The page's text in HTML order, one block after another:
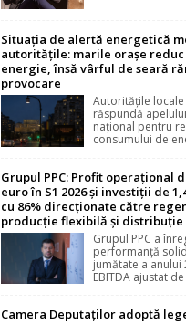
Situația de alertă energetică
autoritățile: marile orașe reduc
energie, însă vârful de seară
provocare
Autoritățile locale
răspundă
național pentru
consumului de
Grupul PPC: Profit operațional
euro în S1 2026 și investiții de
cu 86% direcționate către
producție flexibilă și distribuție
Grupul PPC a
performanță
jumătate a anului
EBITDA ajustat
Camera Deputaților adoptă